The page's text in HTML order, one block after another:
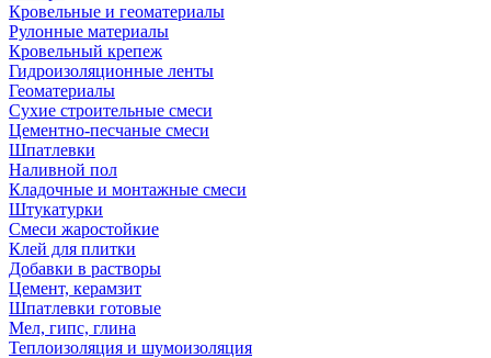
Кровельные и геоматериалы
Рулонные материалы
Кровельный крепеж
Гидроизоляционные ленты
Геоматериалы
Сухие строительные смеси
Цементно-песчаные смеси
Шпатлевки
Наливной пол
Кладочные и монтажные смеси
Штукатурки
Смеси жаростойкие
Клей для плитки
Добавки в растворы
Цемент, керамзит
Шпатлевки готовые
Мел, гипс, глина
Теплоизоляция и шумоизоляция